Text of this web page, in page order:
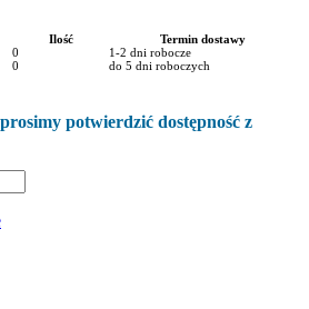
Ilość
Termin dostawy
0
1-2 dni robocze
0 do 5 dni roboczych
potwierdzić dostępność z